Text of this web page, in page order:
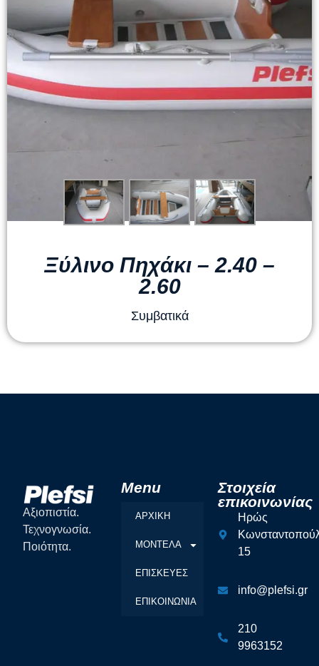
Ξύλινο Πηχάκι – 2.40 –
2.60
Συμβατικά
Αξιοπιστία.
Τεχνογνωσία.
Ποιότητα.
Menu
ΑΡΧΙΚΗ
ΜΟΝΤΕΛΑ
ΕΠΙΣΚΕΥΕΣ
ΕΠΙΚΟΙΝΩΝΙΑ
Στοιχεία
επικοινωνίας
Ηρώς
15
info@plefsi.gr
210
9963152